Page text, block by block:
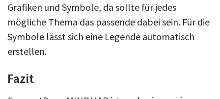
Grafiken und Symbole, da sollte für jedes
mögliche Thema das passende dabei sein. Für die
Symbole lässt sich eine Legende automatisch
erstellen.
Fazit